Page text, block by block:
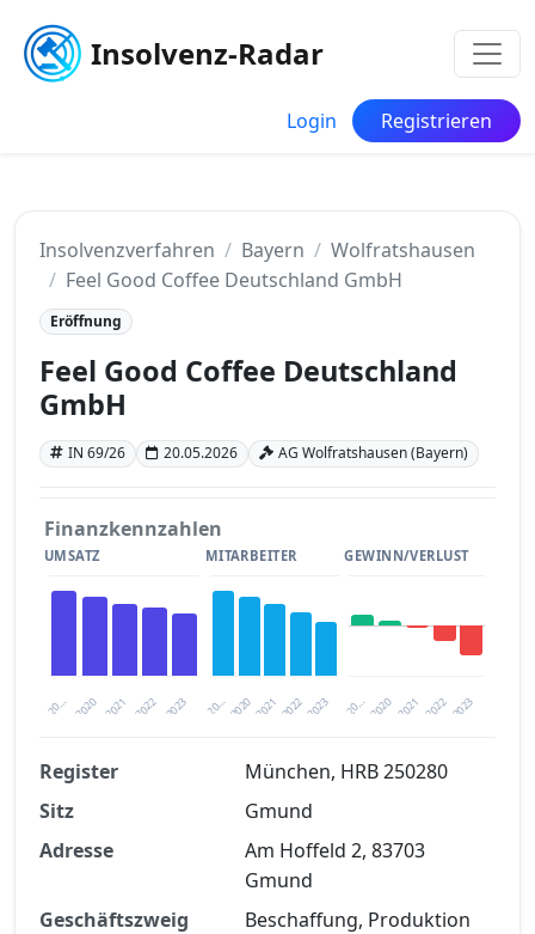
Insolvenz-Radar
Login Registrieren
Insolvenzverfahren Bayern
Wolfratshausen
Feel Good Coffee Deutschland GmbH
Eröffnung
Feel Good Coffee Deutschland
GmbH
IN 69/26 20.05.2026 AG Wolfratshausen (Bayern)
Finanzkennzahlen
UMSATZ
20… 2021 2023
2020 2022
MITARBEITER
20… 2021 2023
2020 2022
GEWINN/VERLUST
20… 2021 2023
2020 2022
Finanzkennzahlen nach kostenloser
Registrierung verfügbar
Jetzt kostenlos registrieren
Register
München, HRB 250280
Sitz
Gmund
Adresse
Am Hoffeld 2, 83703
Gmund
Geschäftszweig
Beschaffung, Produktion